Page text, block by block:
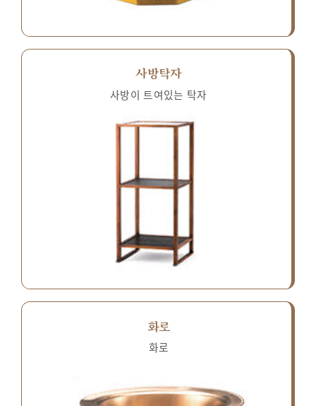
사방탁자
사방이 트여있는 탁자
화로
화로